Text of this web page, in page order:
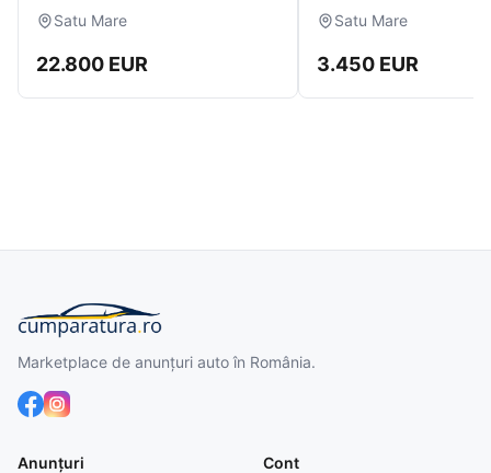
Satu Mare
22.800 EUR
Satu Mare
3.450 EUR
Marketplace de anunțuri auto în România.
Anunțuri
Cont